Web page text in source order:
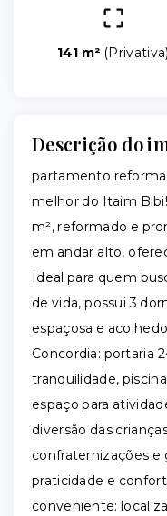
141 m² (Privativa)
Descrição do
partamento
melhor do Itaim
m², reformado e
em andar alto,
Ideal para quem
de vida, possui 3
espaçosa e
Concordia: portaria
tranquilidade,
espaço para
diversão das
confraternizações e
praticidade e
conveniente: